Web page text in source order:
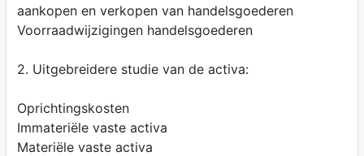
aankopen en verkopen van handelsgoederen
Voorraadwijzigingen handelsgoederen
2. Uitgebreidere studie van de activa:
Oprichtingskosten
Immateriële vaste activa
Materiële vaste activa